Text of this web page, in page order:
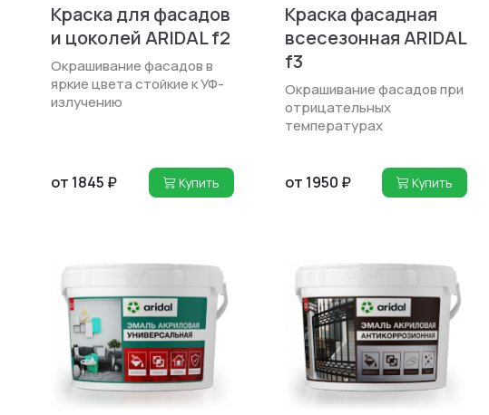
Краска для фасадов
и цоколей ARIDAL f2
Окрашивание фасадов в
яркие цвета стойкие к УФ-
излучению
от 1845 ₽ Купить
Краска фасадная
всесезонная ARIDAL
f3
Окрашивание фасадов при
отрица­тельных
температурах
от 1950 ₽ Купить